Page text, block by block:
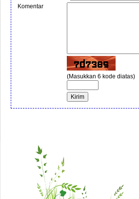
Komentar
(Masukkan 6 kode diatas)